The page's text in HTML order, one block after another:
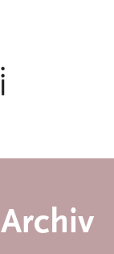
Archiv